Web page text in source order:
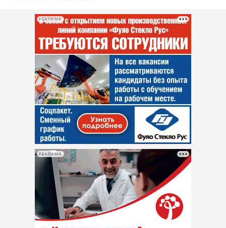
РЕКЛАМА
РЕКЛАМА